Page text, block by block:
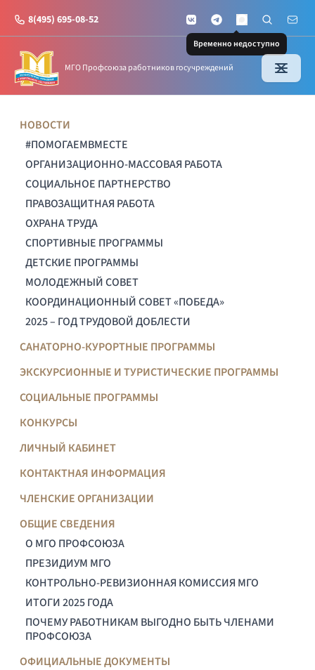
8(495) 695-08-52 VKontakteTelegramMAX
Временно недоступно
Поиск по
Почта
МГО Профсоюза работников госучреждений
НОВОСТИ
#ПОМОГАЕМВМЕСТЕ
ОРГАНИЗАЦИОННО-МАССОВАЯ РАБОТА
СОЦИАЛЬНОЕ ПАРТНЕРСТВО
ПРАВОЗАЩИТНАЯ РАБОТА
ОХРАНА ТРУДА
СПОРТИВНЫЕ ПРОГРАММЫ
ДЕТСКИЕ ПРОГРАММЫ
МОЛОДЕЖНЫЙ СОВЕТ
КООРДИНАЦИОННЫЙ СОВЕТ «ПОБЕДА»
2025 – ГОД ТРУДОВОЙ ДОБЛЕСТИ
САНАТОРНО-КУРОРТНЫЕ ПРОГРАММЫ
ЭКСКУРСИОННЫЕ И ТУРИСТИЧЕСКИЕ ПРОГРАММЫ
СОЦИАЛЬНЫЕ ПРОГРАММЫ
КОНКУРСЫ
ЛИЧНЫЙ КАБИНЕТ
КОНТАКТНАЯ ИНФОРМАЦИЯ
ЧЛЕНСКИЕ ОРГАНИЗАЦИИ
ОБЩИЕ СВЕДЕНИЯ
О МГО ПРОФСОЮЗА
ПРЕЗИДИУМ МГО
КОНТРОЛЬНО-РЕВИЗИОННАЯ КОМИССИЯ МГО
ИТОГИ 2025 ГОДА
ПОЧЕМУ РАБОТНИКАМ ВЫГОДНО БЫТЬ ЧЛЕНАМИ
ПРОФСОЮЗА
ОФИЦИАЛЬНЫЕ ДОКУМЕНТЫ